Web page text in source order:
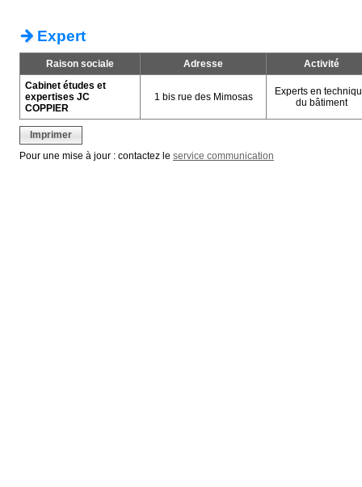
Expert
Raison sociale Adresse
Activité
Cabinet études et
expertises JC
COPPIER
1 bis rue des Mimosas
Experts en
du bâtiment
Imprimer
Pour une mise à jour : contactez le service communication